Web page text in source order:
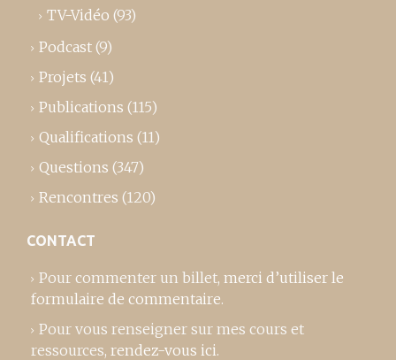
TV-Vidéo (93)
Podcast (9)
Projets (41)
Publications (115)
Qualifications (11)
Questions (347)
Rencontres (120)
CONTACT
Pour commenter un billet, merci d’utiliser le
formulaire de commentaire.
Pour vous renseigner sur mes cours et
ressources, rendez-vous ici.